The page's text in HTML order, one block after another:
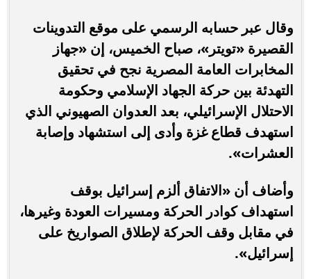
وقال عبر حسابه الرسمي على موقع التدوينات
القصيرة «تويتر»، صباح الخميس، إن «جهاز
المخابرات العامة المصرية نجح في تحقيق
التهدئة بين حركة الجهاد الإسلامي وحكومة
الاحتلال الإسرائيلي، بعد العدوان الصهيوني الذي
استهدف قطاع غزة وأدى إلى استشهاد وإصابة
العشرات».
وأضاف أن «الاتفاق ألزم إسرائيل بوقف
استهداف كوادر الحركة ومسيرات العودة وغيرها،
في مقابل وقف الحركة لإطلاق الصواريخ على
إسرائيل».